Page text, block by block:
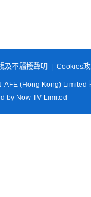
及不騷擾聲明 Cookies
AFE (Hong Kong) Limited
by Now TV Limited